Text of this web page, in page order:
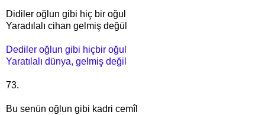
Didiler oğlun gibi hiç bir oğul
Yaradılalı cihan gelmiş değül
Dediler oğlun gibi hiçbir oğul
Yaratılalı dünya, gelmiş değil
73.
Bu senün oğlun gibi kadri cemîl